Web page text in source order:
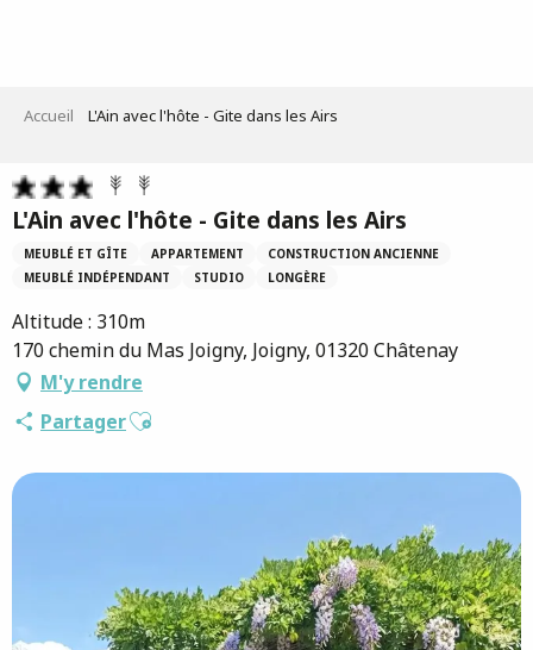
Accueil L'Ain avec l'hôte - Gite dans les Airs
L'Ain avec l'hôte - Gite dans les Airs
MEUBLÉ ET GÎTE APPARTEMENT
CONSTRUCTION ANCIENNE
MEUBLÉ INDÉPENDANT
STUDIO LONGÈRE
Altitude : 310m
170 chemin du Mas Joigny, Joigny, 01320 Châtenay
M'y rendre
PartagerAjouter aux favoris